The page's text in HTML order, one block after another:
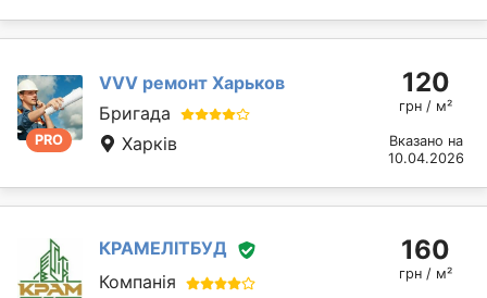
PRO
VVV ремонт Харьков
Бригада
Харків
120
грн / м²
Вказано на
10.04.2026
КРАМЕЛІТБУД
Компанія
160
грн / м²